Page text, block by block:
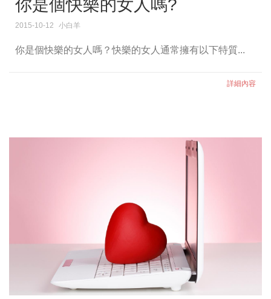
你是個快樂的女人嗎?
2015-10-12 小白羊
你是個快樂的女人嗎？快樂的女人通常擁有以下特質...
詳細內容